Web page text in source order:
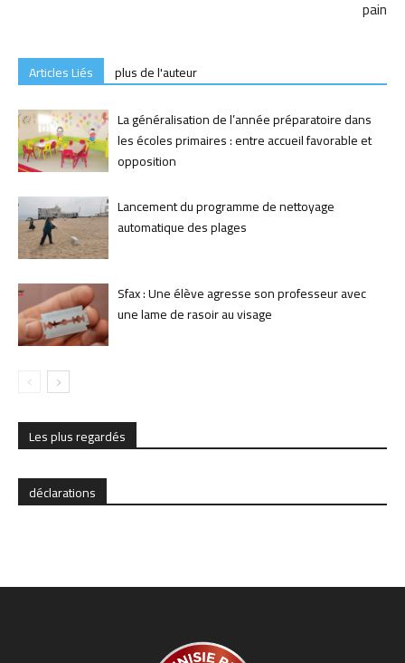
pain
Articles Liés
plus de l'auteur
La généralisation de l’année préparatoire dans
les écoles primaires : entre accueil favorable et
opposition
Lancement du programme de nettoyage
automatique des plages
Sfax : Une élève agresse son professeur avec
une lame de rasoir au visage
Les plus regardés
déclarations